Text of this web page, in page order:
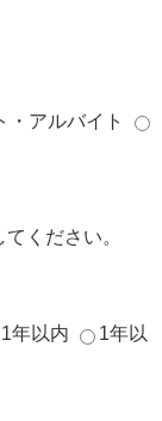
・アルバイト
ください。
1年以内
1年以